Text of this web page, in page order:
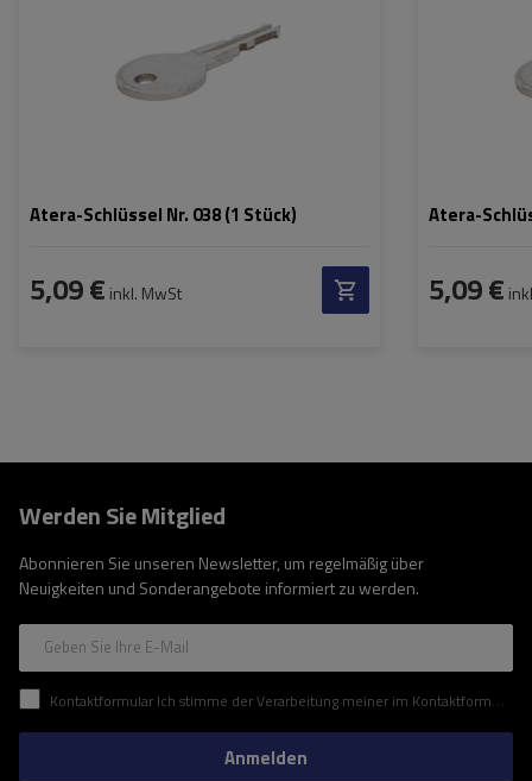
Atera-Schlüssel Nr. 038 (1 Stück)
5,09 € inkl. MwSt
Atera-
5,09 €
Werden Sie Mitglied
Abonnieren Sie unseren Newsletter, um regelmäßig über
Neuigkeiten und Sonderangebote informiert zu werden.
Geben Sie Ihre E-Mail
Kontaktformular Ich stimme der Verarbeitung meiner im Kontaktformular enthaltenen personenbezogenen Daten gemäß der Verordnung (EU) des Europäischen Parlaments und des Rates zu.
Anmelden